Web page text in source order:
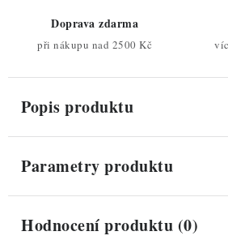
Doprava zdarma
při nákupu nad 2500 Kč
Popis produktu
Parametry produktu
Hodnocení produktu (0)